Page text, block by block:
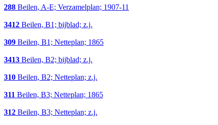
288 Beilen, A-E; Verzamelplan; 1907-11
3412 Beilen, B1; bijblad; z.j.
309 Beilen, B1; Netteplan; 1865
3413 Beilen, B2; bijblad; z.j.
310 Beilen, B2; Netteplan; z.j.
311 Beilen, B3; Netteplan; 1865
312 Beilen, B3; Netteplan; z.j.